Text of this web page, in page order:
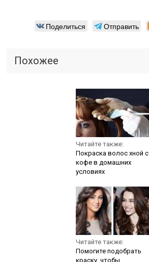
Поделиться Отправить
Похожее
Читайте также:
Покраска волос хной с
кофе в домашних
условиях
Читайте также:
Помогите подобрать
краску, чтобы